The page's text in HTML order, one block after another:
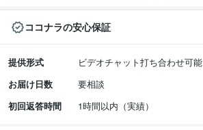
ココナラの安心保証
提供形式
ビデオチャット打ち合わせ可能
お届け日数
要相談
初回返答時間
1時間以内（実績）